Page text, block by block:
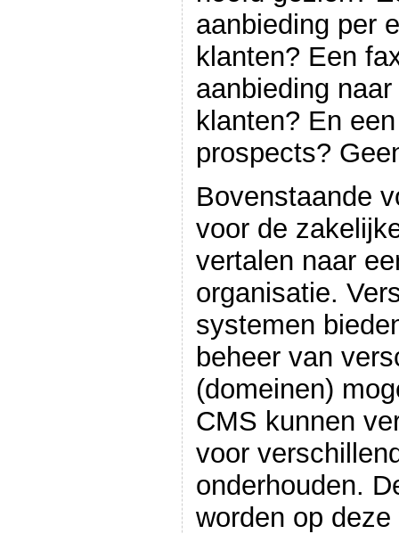
aanbieding per
klanten? Een
aanbieding
klanten? En
prospects?
Bovenstaande
voor de
vertalen naar
organisatie.
systemen
beheer van
(domeinen)
CMS kunnen
voor
onderhouden.
worden op